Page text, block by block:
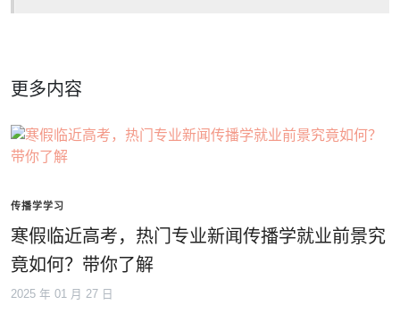
更多内容
传播学学习
寒假临近高考，热门专业新闻传播学就业前景究
竟如何？带你了解
2025 年 01 月 27 日